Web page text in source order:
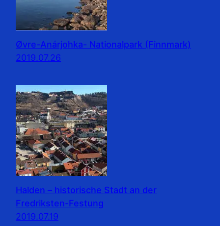
Øvre-Anárjohka- Nationalpark (Finnmark)
2019.07.26
Halden – historische Stadt an der
Fredriksten-Festung
2019.07.19